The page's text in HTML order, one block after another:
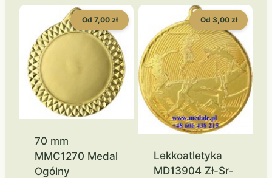
Od 7,00 zł
70 mm
MMC1270 Medal
Ogólny
Od 3,00 zł
Lekkoatletyka
MD13904 Zł-Sr-